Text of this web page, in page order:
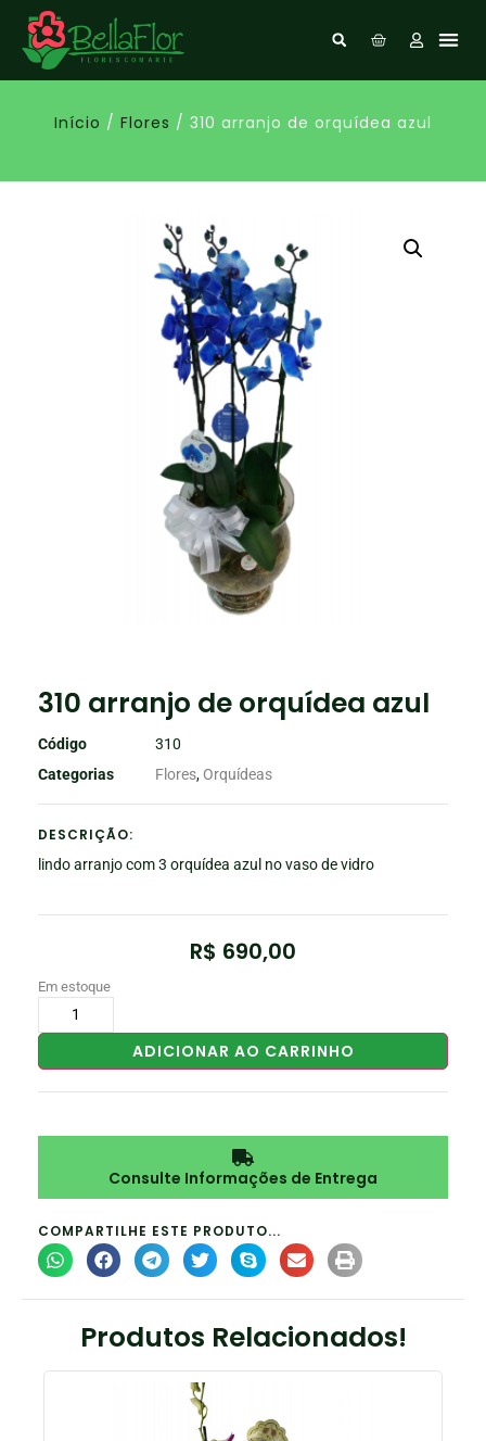
Início / Flores / 310 arranjo de orquídea azul
310 arranjo de orquídea azul
Código
310
Categorias
Flores, Orquídeas
DESCRIÇÃO:
lindo arranjo com 3 orquídea azul no vaso de vidro
R$ 690,00
Em estoque
ADICIONAR AO CARRINHO
Consulte Informações de Entrega
COMPARTILHE ESTE PRODUTO...
Produtos Relacionados!